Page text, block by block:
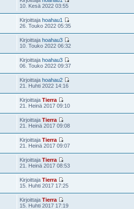
10. Kesä 2022 03:55
Kirjoittajahoahau1
26. Touko 2022 05:35
Kirjoittajahoahau3
10. Touko 2022 06:32
Kirjoittajahoahau3
06. Touko 2022 09:37
Kirjoittajahoahau2
21. Huhti 2022 14:16
KirjoittajaTierra
21. Heinä 2017 09:10
KirjoittajaTierra
21. Heinä 2017 09:08
KirjoittajaTierra
21. Heinä 2017 09:07
KirjoittajaTierra
21. Heinä 2017 08:53
KirjoittajaTierra
15. Huhti 2017 17:25
KirjoittajaTierra
15. Huhti 2017 17:19